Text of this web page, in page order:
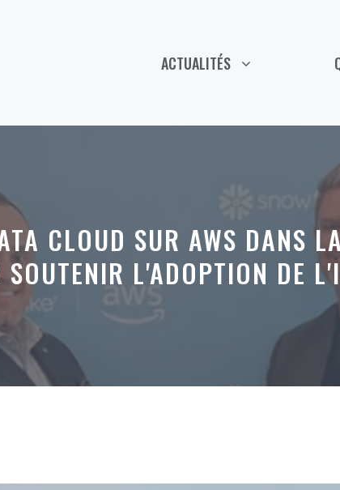
ACTUALITÉS
CLOUD SUR AWS DANS
L'ADOPTION DE